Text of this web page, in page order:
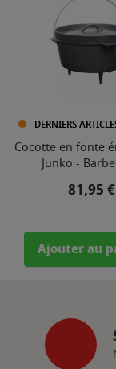
DERNIERS
Cocotte en fonte
Junko -
Prix
81,95 €
Ajouter au